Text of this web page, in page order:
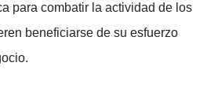
para combatir la actividad de los
beneficiarse de su esfuerzo